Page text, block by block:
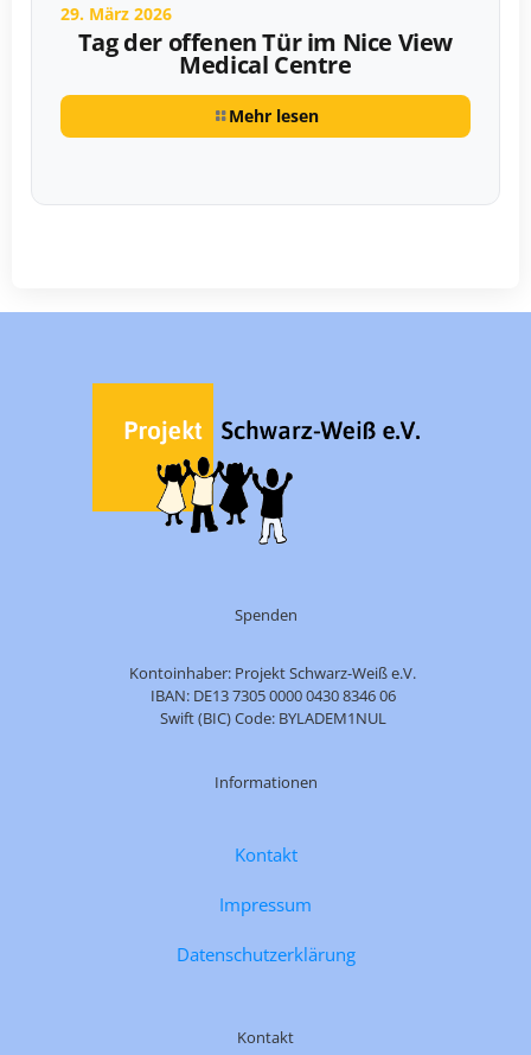
29. März 2026
Tag der offenen Tür im Nice View
Medical Centre
Mehr lesen
Spenden
Kontoinhaber: Projekt Schwarz-Weiß e.V.
IBAN: DE13 7305 0000 0430 8346 06
Swift (BIC) Code: BYLADEM1NUL
Informationen
Kontakt
Impressum
Datenschutzerklärung
Kontakt